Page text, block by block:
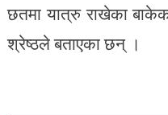
छतमा यात्रु राखेका
श्रेष्ठले बताएका छन् ।